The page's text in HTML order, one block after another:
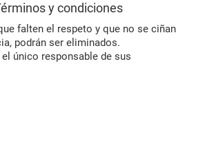
y condiciones
falten el respeto y que no se ciñan
podrán ser eliminados.
único responsable de sus